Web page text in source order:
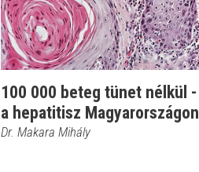
100 000 beteg tünet nélkül -
a hepatitisz Magyarországon
Dr. Makara Mihály